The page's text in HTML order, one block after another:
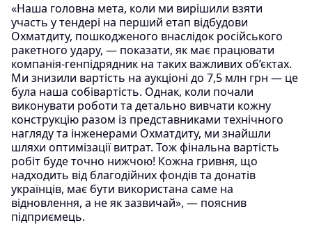
«Наша головна мета, коли ми вирішили взяти
участь у тендері на перший етап відбудови
Охматдиту, пошкодженого внаслідок російського
ракетного удару, — показати, як має працювати
компанія-генпідрядник на таких важливих об’єктах.
Ми знизили вартість на аукціоні до 7,5 млн грн — це
була наша собівартість. Однак, коли почали
виконувати роботи та детально вивчати кожну
конструкцію разом із представниками технічного
нагляду та інженерами Охматдиту, ми знайшли
шляхи оптимізації витрат. Тож фінальна вартість
робіт буде точно нижчою! Кожна гривня, що
надходить від благодійних фондів та донатів
українців, має бути використана саме на
відновлення, а не як зазвичай», — пояснив
підприємець.